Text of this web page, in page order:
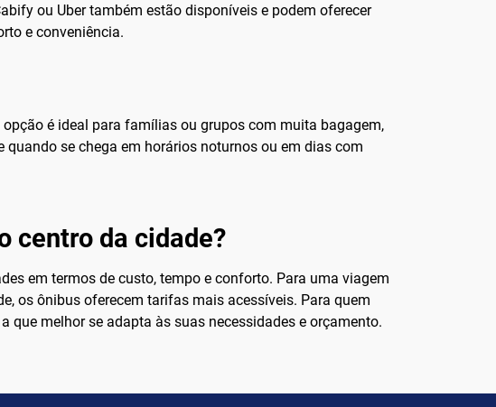
ou Uber também estão disponíveis e podem oferecer
e conveniência.
é ideal para famílias ou grupos com muita bagagem,
se chega em horários noturnos ou em dias com
centro da cidade?
em termos de custo, tempo e conforto. Para uma viagem
os ônibus oferecem tarifas mais acessíveis. Para quem
que melhor se adapta às suas necessidades e orçamento.